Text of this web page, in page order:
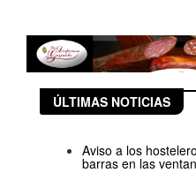
ÚLTIMAS NOTICIAS
Aviso a los
barras en las